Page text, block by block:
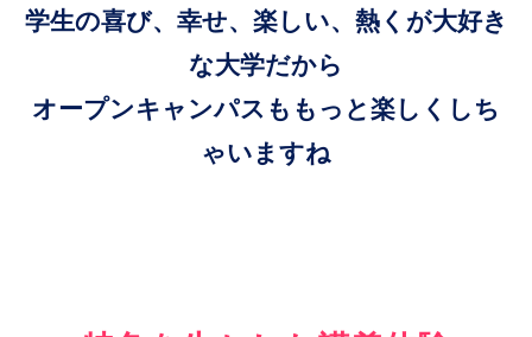
学生の喜び、幸せ、楽しい、熱くが大好き
な大学だから
オープンキャンパスももっと楽しくしち
ゃいますね